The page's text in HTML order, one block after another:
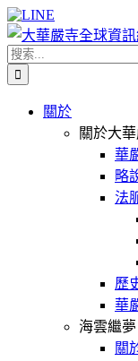
Skip
to
content
Facebook
X
WeChat
YouTube
LINE
搜
索
關於
關於大
華
略
法
歷
華
海雲繼夢
關